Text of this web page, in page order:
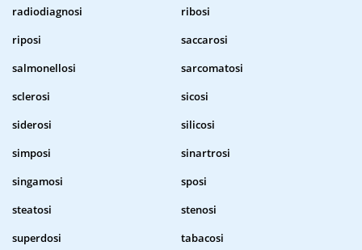
radiodiagnosi
ribosi
riposi
saccarosi
salmonellosi
sarcomatosi
sclerosi
sicosi
siderosi
silicosi
simposi
sinartrosi
singamosi
sposi
steatosi
stenosi
superdosi
tabacosi